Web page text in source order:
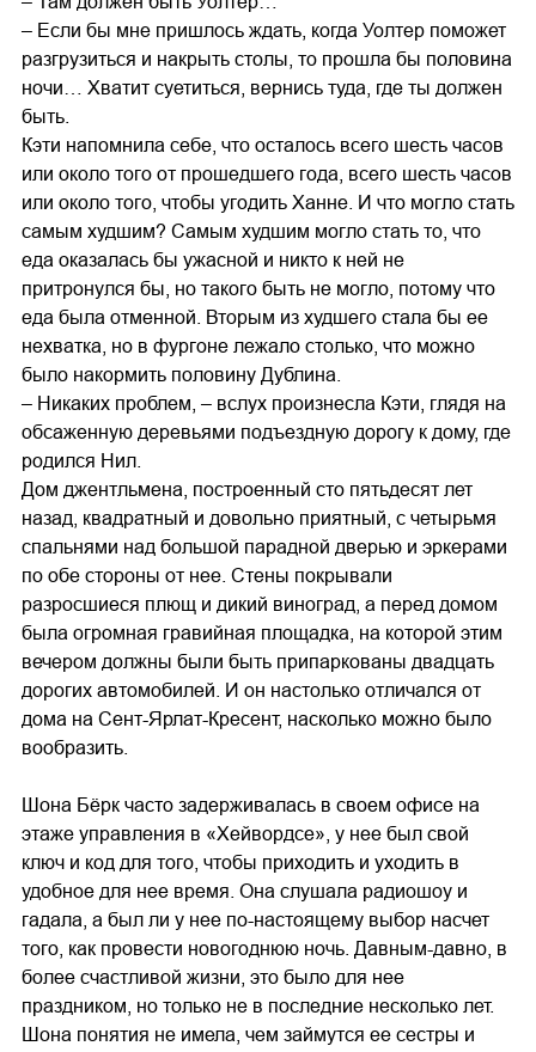
– Если бы мне пришлось ждать, когда Уолтер поможет
разгрузиться и накрыть столы, то прошла бы половина
ночи… Хватит суетиться, вернись туда, где ты должен
быть.
Кэти напомнила себе, что осталось всего шесть часов
или около того от прошедшего года, всего шесть часов
или около того, чтобы угодить Ханне. И что могло стать
самым худшим? Самым худшим могло стать то, что
еда оказалась бы ужасной и никто к ней не
притронулся бы, но такого быть не могло, потому что
еда была отменной. Вторым из худшего стала бы ее
нехватка, но в фургоне лежало столько, что можно
было накормить половину Дублина.
– Никаких проблем, – вслух произнесла Кэти, глядя на
обсаженную деревьями подъездную дорогу к дому, где
родился Нил.
Дом джентльмена, построенный сто пятьдесят лет
назад, квадратный и довольно приятный, с четырьмя
спальнями над большой парадной дверью и эркерами
по обе стороны от нее. Стены покрывали
разросшиеся плющ и дикий виноград, а перед домом
была огромная гравийная площадка, на которой этим
вечером должны были быть припаркованы двадцать
дорогих автомобилей. И он настолько отличался от
дома на Сент-Ярлат-Кресент, насколько можно было
вообразить.
Шона Бёрк часто задерживалась в своем офисе на
этаже управления в «Хейвордсе», у нее был свой
ключ и код для того, чтобы приходить и уходить в
удобное для нее время. Она слушала радиошоу и
гадала, а был ли у нее по-настоящему выбор насчет
того, как провести новогоднюю ночь. Давным-давно, в
более счастливой жизни, это было для нее
праздником, но только не в последние несколько лет.
Шона понятия не имела, чем займутся ее сестры и